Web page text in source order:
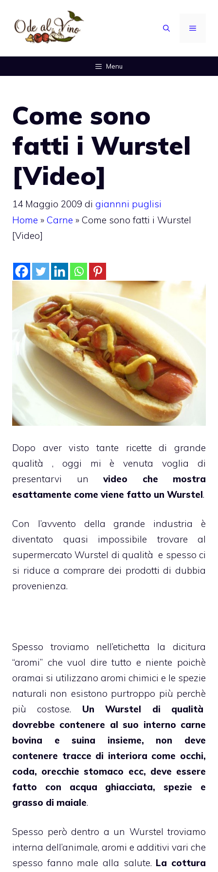
contenuto
MENU
Menu
Come sono
fatti i Wurstel
[Video]
14 Maggio 2009 di giannni puglisi
Home » Carne » Come sono fatti i Wurstel
[Video]
Dopo aver visto tante ricette di grande
qualità , oggi mi è venuta voglia di
presentarvi un video che mostra
esattamente come viene fatto un Wurstel.
Con l’avvento della grande industria è
diventato quasi impossibile trovare al
supermercato Wurstel di qualità e spesso ci
si riduce a comprare dei prodotti di dubbia
provenienza.
Spesso troviamo nell’etichetta la dicitura
“aromi” che vuol dire tutto e niente poichè
oramai si utilizzano aromi chimici e le spezie
naturali non esistono purtroppo più perchè
più costose. Un Wurstel di qualità
dovrebbe contenere al suo interno carne
bovina e suina insieme, non deve
contenere tracce di interiora come occhi,
coda, orecchie stomaco ecc, deve essere
fatto con acqua ghiacciata, spezie e
grasso di maiale.
Spesso però dentro a un Wurstel troviamo
interna dell’animale, aromi e additivi vari che
spesso fanno male alla salute. La cottura